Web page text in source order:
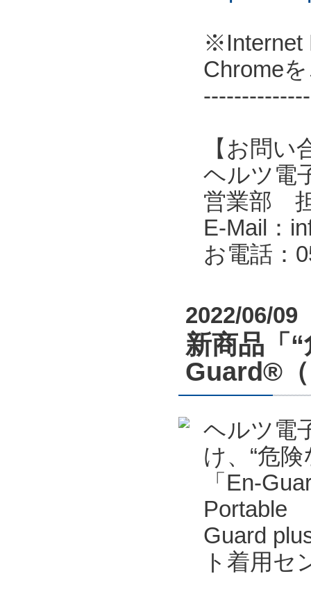
※Internet
Chrome
【お問い
ヘルツ電
営業部
E-Mail：
お電話：
2022/06/09
新商品「
Guard®
ヘルツ電
け、“危
「En-
Portable
Guard
ト着用